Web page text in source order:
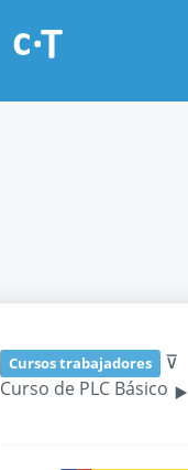
Cursos trabajadores ⊽
Curso de PLC Básico ‣